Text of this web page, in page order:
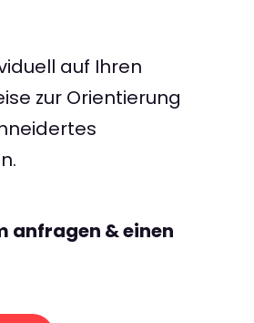
auf Ihren
zur Orientierung
anfragen & einen